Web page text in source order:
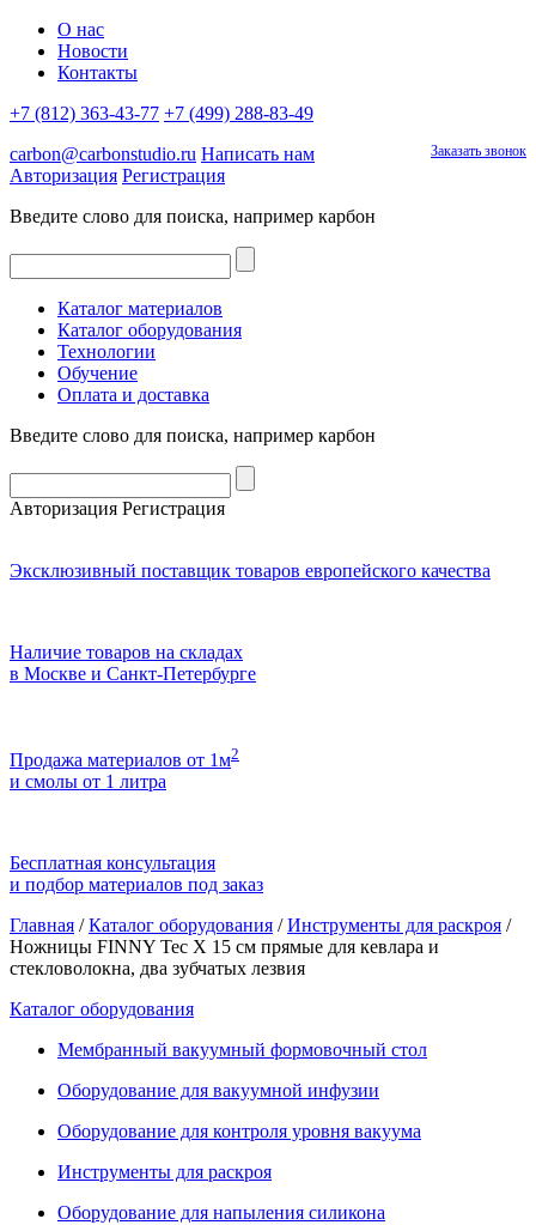
О нас
Новости
Контакты
+7 (812) 363-43-77 +7 (499) 288-83-49
Заказать звонок
carbon@carbonstudio.ru Написать нам
Авторизация Регистрация
Введите слово для поиска, например карбон
Каталог материалов
Каталог оборудования
Технологии
Обучение
Оплата и доставка
Введите слово для поиска, например карбон
Авторизация Регистрация
Эксклюзивный поставщик товаров европейского качества
Наличие товаров на складах
в Москве и Санкт-Петербурге
Продажа материалов от 1м2
и смолы от 1 литра
Бесплатная консультация
и подбор материалов под заказ
Главная / Каталог оборудования / Инструменты для раскроя /
Ножницы FINNY Tec X 15 см прямые для кевлара и
стекловолокна, два зубчатых лезвия
Каталог оборудования
Мембранный вакуумный формовочный стол
Оборудование для вакуумной инфузии
Оборудование для контроля уровня вакуума
Инструменты для раскроя
Оборудование для напыления силикона